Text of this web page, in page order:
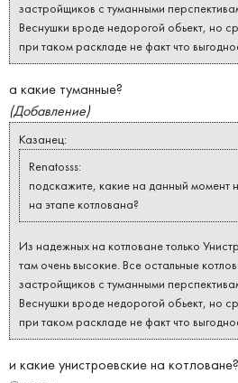
застройщиков с туманными
Веснушки вроде недорогой обьект, но
при таком раскладе не факт что
а какие туманные?
(Добавление)
Казанец:
Renatosss:
подскажите, какие на данный момент
на этапе котлована?
Из надежных на котловане только
там очень высокие. Все остальные
застройщиков с туманными
Веснушки вроде недорогой обьект, но
при таком раскладе не факт что
и какие унистроевские на котловане?